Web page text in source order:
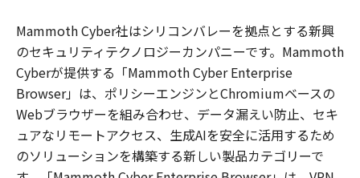
Mammoth Cyber社はシリコンバレーを拠点とする新興
のセキュリティテクノロジーカンパニーです。Mammoth
Cyberが提供する「Mammoth Cyber Enterprise
Browser」は、ポリシーエンジンとChromiumベースの
Webブラウザーを組み合わせ、データ漏えい防止、セキ
ュアなリモートアクセス、生成AIを安全に活用するため
のソリューションを構築する新しい製品カテゴリーで